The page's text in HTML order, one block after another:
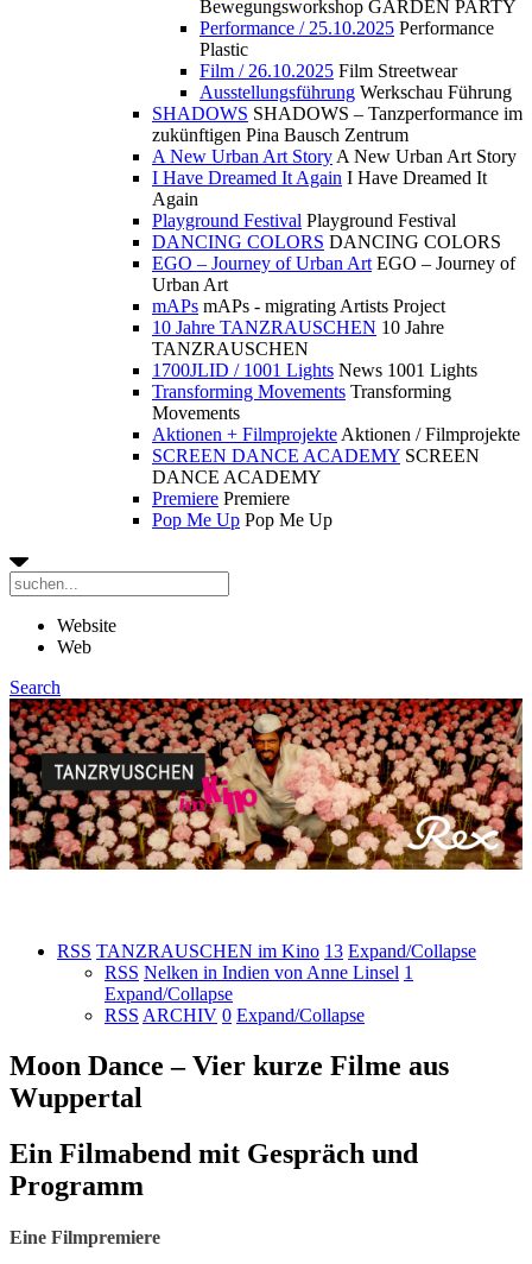
Bewegungsworkshop GARDEN PARTY
Performance / 25.10.2025 Performance
Plastic
Film / 26.10.2025 Film Streetwear
Ausstellungsführung Werkschau Führung
SHADOWS SHADOWS – Tanzperformance im
zukünftigen Pina Bausch Zentrum
A New Urban Art Story A New Urban Art Story
I Have Dreamed It Again I Have Dreamed It
Again
Playground Festival Playground Festival
DANCING COLORS DANCING COLORS
EGO – Journey of Urban Art EGO – Journey of
Urban Art
mAPs mAPs - migrating Artists Project
10 Jahre TANZRAUSCHEN 10 Jahre
TANZRAUSCHEN
1700JLID / 1001 Lights News 1001 Lights
Transforming Movements Transforming
Movements
Aktionen + Filmprojekte Aktionen / Filmprojekte
SCREEN DANCE ACADEMY SCREEN
DANCE ACADEMY
Premiere Premiere
Pop Me Up Pop Me Up
Website
Web
Search
RSS TANZRAUSCHEN im Kino 13 Expand/Collapse
RSS Nelken in Indien von Anne Linsel 1
Expand/Collapse
RSS ARCHIV 0 Expand/Collapse
Moon Dance – Vier kurze Filme aus
Wuppertal
Ein Filmabend mit Gespräch und
Programm
Eine Filmpremiere